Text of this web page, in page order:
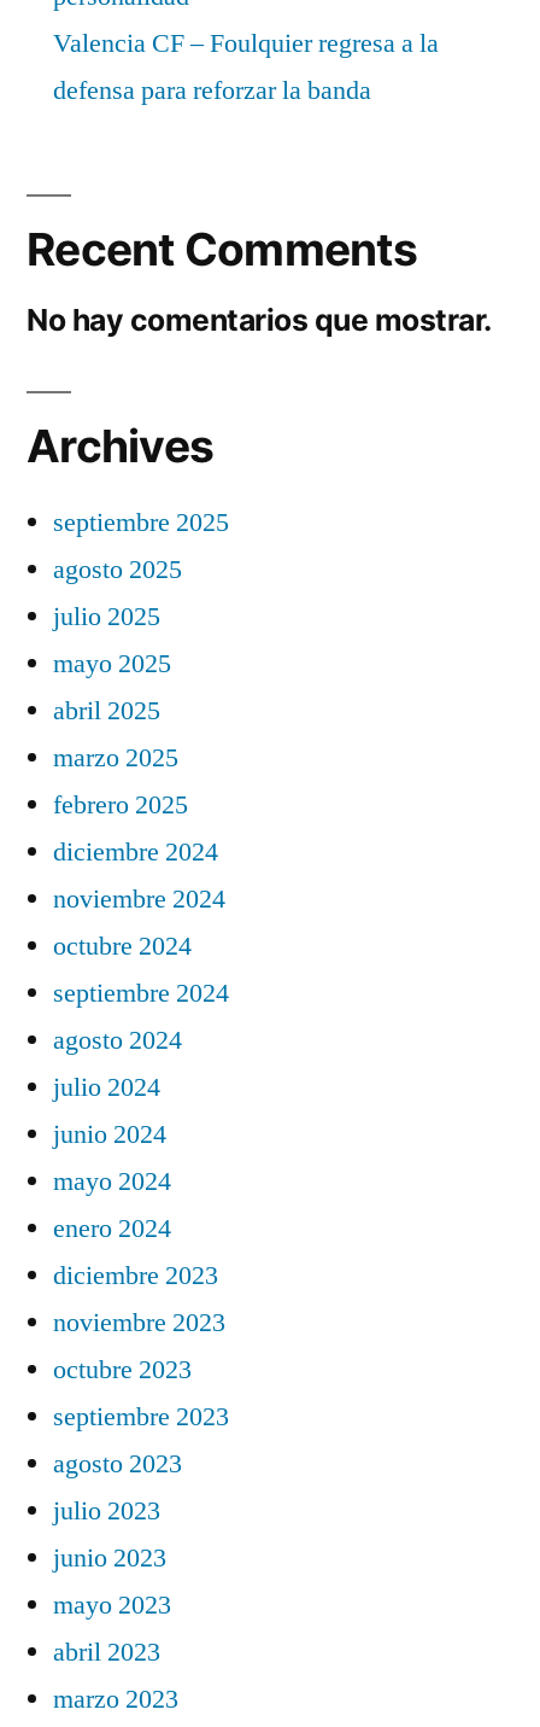
Valencia CF – Foulquier regresa a la
defensa para reforzar la banda
Recent Comments
No hay comentarios que mostrar.
Archives
septiembre 2025
agosto 2025
julio 2025
mayo 2025
abril 2025
marzo 2025
febrero 2025
diciembre 2024
noviembre 2024
octubre 2024
septiembre 2024
agosto 2024
julio 2024
junio 2024
mayo 2024
enero 2024
diciembre 2023
noviembre 2023
octubre 2023
septiembre 2023
agosto 2023
julio 2023
junio 2023
mayo 2023
abril 2023
marzo 2023